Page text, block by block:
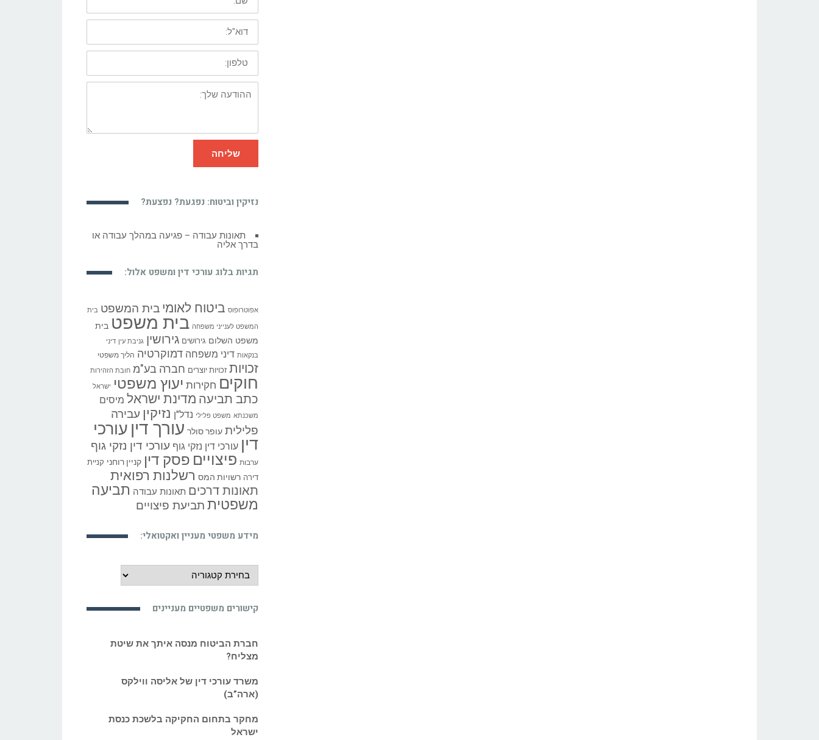
דוא"ל:
טלפון:
ההודעה
שלך:
שליחה
נזיקין וביטוח: נפגעת? נפצעת?
עובד בבית? פגיעה בתאונת דרכים יכולה
להיות תאונת עבודה!
תגיות בלוג עורכי דין ומשפט אלול:
אפוטרופוס ביטוח לאומי בית המשפט בית
המשפט לענייני משפחה בית משפט בית
משפט השלום גירושים גירושין גניבת עין דיני
בנקאות דיני משפחה דמוקרטיה הליך משפטי
זכויות זכויות יוצרים חברה בע"מ חובת הזהירות
חוקים חקירות יעוץ משפטי ישראל
כתב תביעה מדינת ישראל מיסים
משכנתא משפט פלילי נדל"ן נזיקין עבירה
פלילית עופר סולר עורך דין עורכי
דין עורכי דין נזקי גוף עורכי דין נזקי גוף
ערבות פיצויים פסק דין קניין רוחני קניית
דירה רשויות המס רשלנות רפואית
תאונות דרכים תאונות עבודה תביעה
משפטית תביעת פיצויים
מידע משפטי מעניין ואקטואלי:
מידע
משפטי
ואקטואלי:
קישורים משפטיים מעניינים
חברת הביטוח מנסה איתך את שיטת
מצליח?
משרד עורכי דין של אליסה ווילקס
(ארה”ב)
מחקר בתחום החקיקה בלשכת כנסת
ישראל